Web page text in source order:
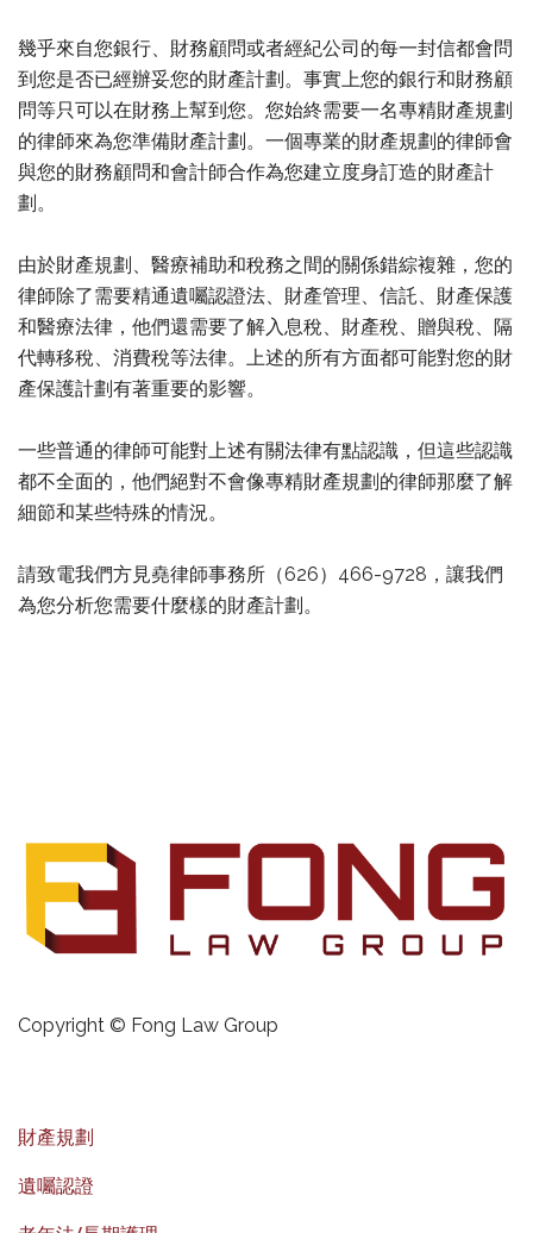
幾乎來自您銀行、財務顧問或者經紀公司的每一封信都會問
到您是否已經辦妥您的財產計劃。事實上您的銀行和財務顧
問等只可以在財務上幫到您。您始終需要一名專精財產規劃
的律師來為您準備財產計劃。一個專業的財產規劃的律師會
與您的財務顧問和會計師合作為您建立度身訂造的財產計
劃。
由於財產規劃、醫療補助和稅務之間的關係錯綜複雜，您的
律師除了需要精通遺囑認證法、財產管理、信託、財產保護
和醫療法律，他們還需要了解入息稅、財產稅、贈與稅、隔
代轉移稅、消費稅等法律。上述的所有方面都可能對您的財
產保護計劃有著重要的影響。
一些普通的律師可能對上述有關法律有點認識，但這些認識
都不全面的，他們絕對不會像專精財產規劃的律師那麼了解
細節和某些特殊的情況。
請致電我們方見堯律師事務所（626）466-9728，讓我們
為您分析您需要什麼樣的財產計劃。
Copyright © Fong Law Group
財產規劃
遺囑認證